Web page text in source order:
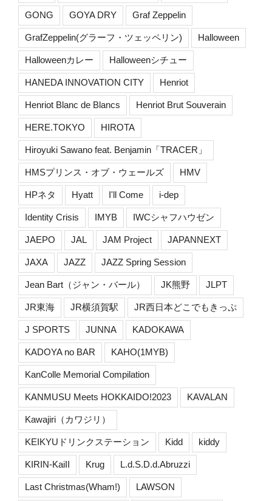
GONG GOYA DRY Graf Zeppelin
GrafZeppelin(グラーフ・ツェッペリン) Halloween
Halloweenカレー Halloweenシチュー
HANEDA INNOVATION CITY Henriot
Henriot Blanc de Blancs Henriot Brut Souverain
HERE.TOKYO HIROTA
Hiroyuki Sawano feat. Benjamin「TRACER」
HMSプリンス・オブ・ウェールズ HMV
HPネタ Hyatt I'll Come i-dep
Identity Crisis IMYB IWCシャフハウゼン
JAEPO JAL JAM Project JAPANNEXT
JAXA JAZZ JAZZ Spring Session
Jean Bart（ジャン・バール） JK熊野 JLPT
JR東海 JR横須賀駅 JR西日本どこでもきっぷ
J SPORTS JUNNA KADOKAWA
KADOYA no BAR KAHO(1MYB)
KanColle Memorial Compilation
KANMUSU Meets HOKKAIDO!2023 KAVALAN
Kawajiri（カワジリ）
KEIKYUドリンクステーション Kidd kiddy
KIRIN-KaiII Krug L.d.S.D.d.Abruzzi
Last Christmas(Wham!) LAWSON